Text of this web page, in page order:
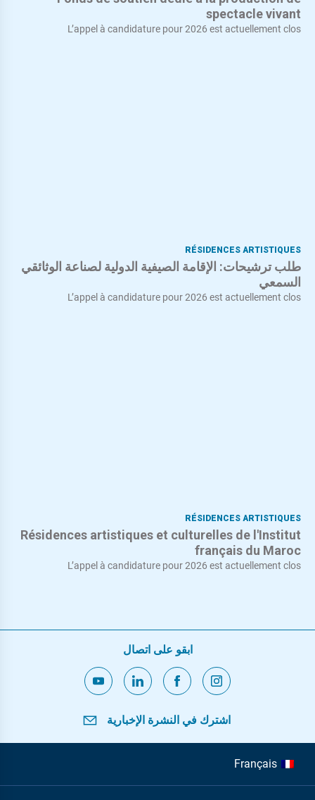
spectacle vivant
L’appel à candidature pour 2026 est actuellement clos
RÉSIDENCES ARTISTIQUES
طلب ترشيحات: الإقامة الصيفية الدولية لصناعة الوثائقي
السمعي
L’appel à candidature pour 2026 est actuellement clos
RÉSIDENCES ARTISTIQUES
Résidences artistiques et culturelles de l'Institut
français du Maroc
L’appel à candidature pour 2026 est actuellement clos
ابقو على اتصال
اشترك في النشرة الإخبارية
Français